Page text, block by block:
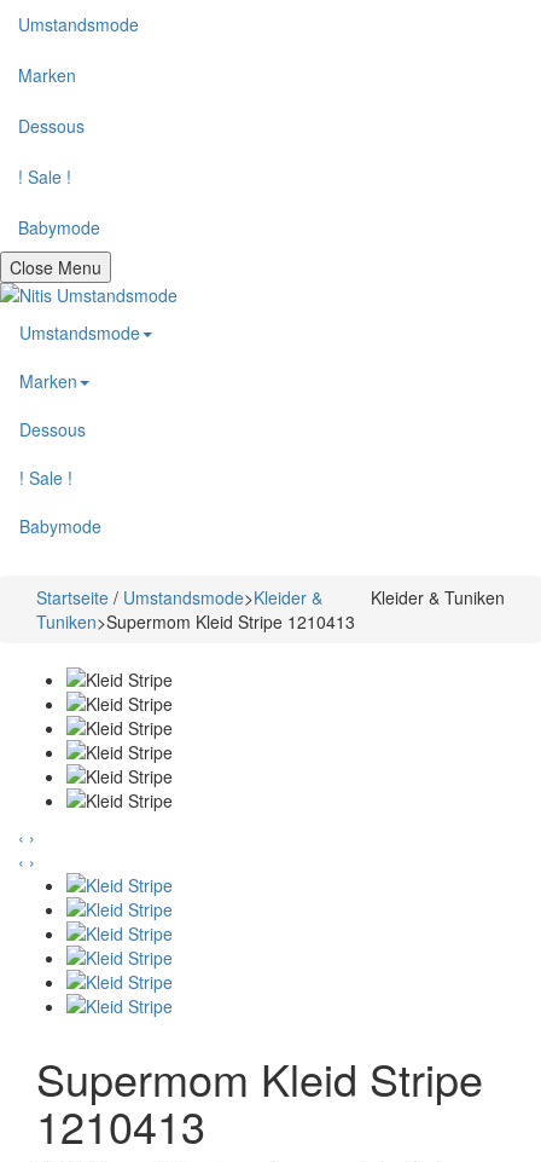
Umstandsmode
Marken
Dessous
! Sale !
Babymode
Close Menu
Umstandsmode
Marken
Dessous
! Sale !
Babymode
Kleider & Tuniken
Startseite / Umstandsmode>Kleider &
Tuniken>Supermom Kleid Stripe 1210413
‹ ›
‹ ›
Supermom Kleid Stripe
1210413